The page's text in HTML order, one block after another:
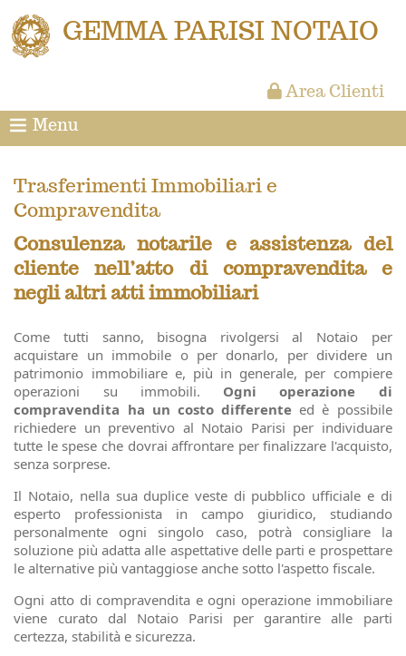
GEMMA PARISI NOTAIO
Area Clienti
Menu
Trasferimenti Immobiliari e
Compravendita
Consulenza notarile e assistenza del
cliente nell’atto di compravenditae
negli altri attiimmobiliari
Come tutti sanno, bisogna rivolgersi al Notaio per
acquistare un immobile o per donarlo, per dividere un
patrimonio immobiliare e, più in generale, per compiere
operazioni su immobili. Ogni operazione di
compravendita ha un costo differente ed è possibile
richiedere un preventivo al Notaio Parisi per individuare
tutte le spese che dovrai affrontare per finalizzare l'acquisto,
senza sorprese.
Il Notaio, nella sua duplice veste di pubblico ufficiale e di
esperto professionista in campo giuridico, studiando
personalmente ogni singolo caso, potrà consigliare la
soluzione più adattaalle aspettative delle parti e prospettare
le alternative più vantaggiose anche sotto l'aspetto fiscale.
Ogni atto di compravendita e ogni operazione immobiliare
viene curato dal Notaio Parisi per garantire alle parti
certezza, stabilità e sicurezza.